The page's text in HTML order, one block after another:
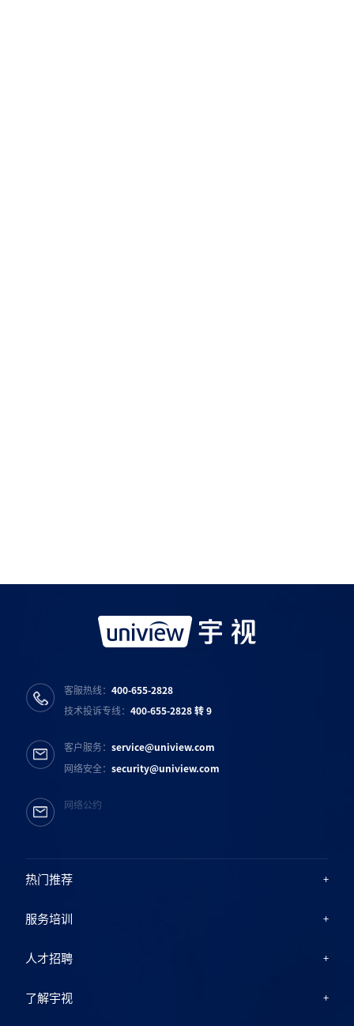
热门推荐
服务培训
人才招聘
了解宇视
客服热线：400-655-2828
技术投诉专线：400-655-2828 转 9
客户服务：service@uniview.com
网络安全：security@uniview.com
网络公约